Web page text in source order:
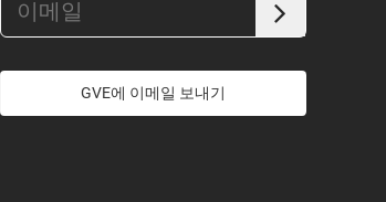
GVE에 이메일 보내기